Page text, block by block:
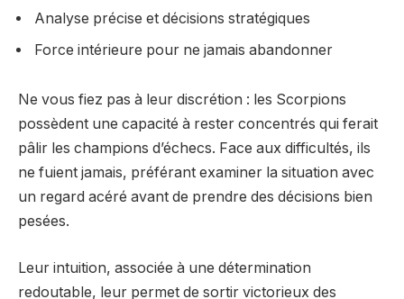
Analyse précise et décisions stratégiques
Force intérieure pour ne jamais abandonner
Ne vous fiez pas à leur discrétion : les Scorpions
possèdent une capacité à rester concentrés qui ferait
pâlir les champions d’échecs. Face aux difficultés, ils
ne fuient jamais, préférant examiner la situation avec
un regard acéré avant de prendre des décisions bien
pesées.
Leur intuition, associée à une détermination
redoutable, leur permet de sortir victorieux des